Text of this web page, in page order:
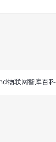
物联网智库百科